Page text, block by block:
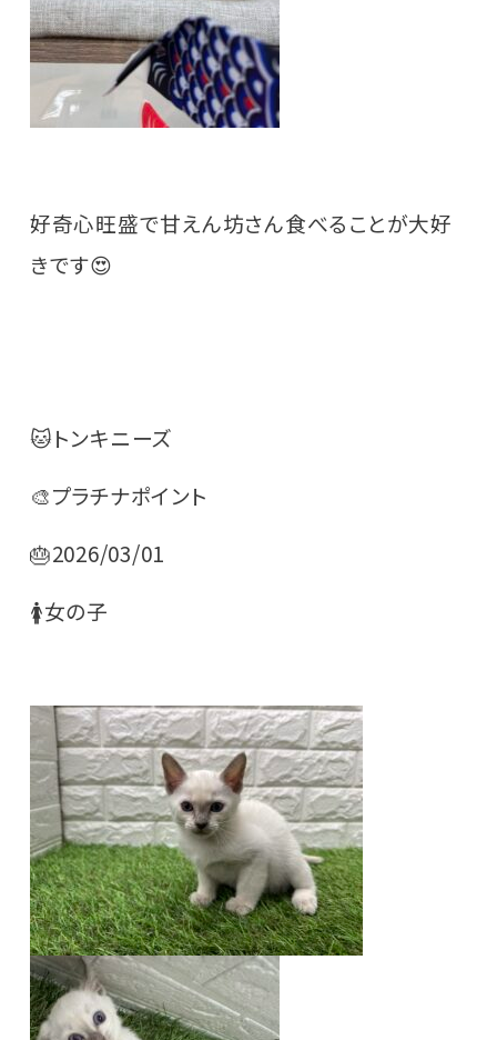
好奇心旺盛で甘えん坊さん食べることが大好
きです😍
🐱トンキニーズ
🎨プラチナポイント
🎂2026/03/01
🚺女の子